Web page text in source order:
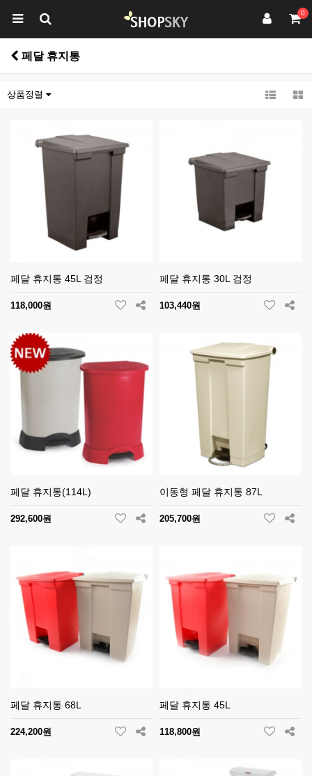
0
페달 휴지통
상품정렬
페달 휴지통 45L 검정
118,000원
페달 휴지통 30L 검정
103,440원
페달 휴지통(114L)
292,600원
이동형 페달 휴지통 87L
205,700원
페달 휴지통 68L
224,200원
페달 휴지통 45L
118,800원